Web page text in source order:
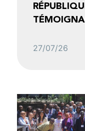
27/07/26